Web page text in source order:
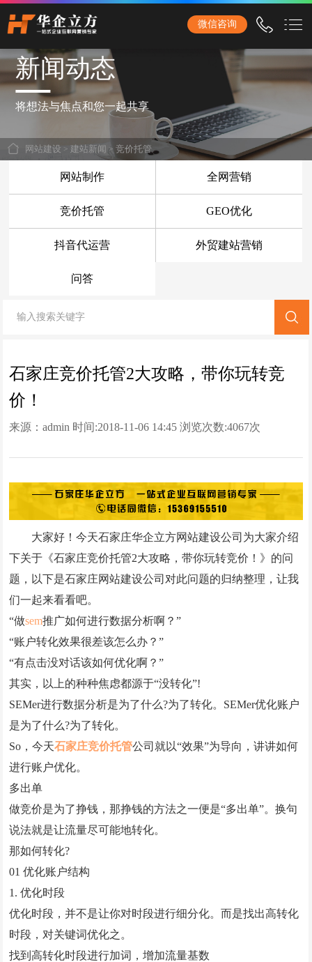
建设、品牌网站建设、响应式网站建设、手机网站建设、网站改版、竞价托管、小程
序开发等服务！
首页
网站建设
外贸网站建设
响应式网站建设
品牌网站建设
商城网站建设
竞价托管
全网营销
百家号代运营
爱采购代运营
小红书代运营
知乎代运营
geo
网站案例
网站建设案例
微信小程序案例
网站优化案例
全网营销案例
geo优化案例
解决方案
建站新闻
网站制作
全网营销
竞价托管
微信咨询
新闻动态
将想法与焦点和您一起共享
网站建设 > 建站新闻 >竞价托管
网站制作 全网营销
竞价托管 GEO优化
抖音代运营 外贸建站营销
问答
石家庄竞价托管2大攻略，带你玩转竞
价！
来源：admin 时间:2018-11-06 14:45 浏览次数:4067次
大家好！今天石家庄华企立方网站建设公司为大家介绍
下关于《石家庄竞价托管2大攻略，带你玩转竞价！》的问
题，以下是石家庄网站建设公司对此问题的归纳整理，让我
们一起来看看吧。
“做sem推广如何进行数据分析啊？”
“账户转化效果很差该怎么办？”
“有点击没对话该如何优化啊？”
其实，以上的种种焦虑都源于“没转化”!
SEMer进行数据分析是为了什么?为了转化。SEMer优化账户
是为了什么?为了转化。
So，今天石家庄竞价托管公司就以“效果”为导向，讲讲如何
进行账户优化。
多出单
做竞价是为了挣钱，那挣钱的方法之一便是“多出单”。换句
说法就是让流量尽可能地转化。
那如何转化?
01 优化账户结构
1. 优化时段
优化时段，并不是让你对时段进行细分化。而是找出高转化
时段，对关键词优化之。
找到高转化时段进行加词，增加流量基数